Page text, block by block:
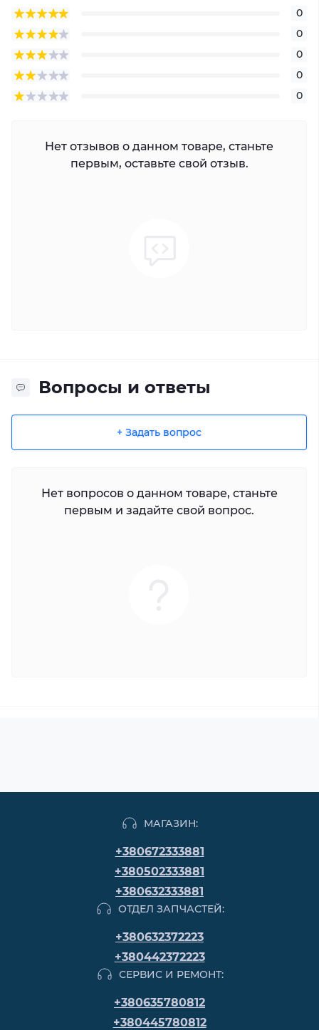
0
0
0
0
0
Нет отзывов о данном товаре, станьте
первым, оставьте свой отзыв.
Вопросы и ответы
+ Задать вопрос
Нет вопросов о данном товаре, станьте
первым и задайте свой вопрос.
МАГАЗИН:
+380672333881
+380502333881
+380632333881
ОТДЕЛ ЗАПЧАСТЕЙ:
+380632372223
+380442372223
СЕРВИС И РЕМОНТ:
+380635780812
+380445780812